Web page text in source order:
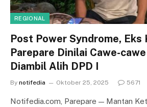
REGIONAL
Post Power Syndrome, Eks
Parepare Dinilai Cawe-
Diambil Alih DPD I
By notifedia Oktober 25, 2025 5671
Notifedia.com, Parepare — Mantan